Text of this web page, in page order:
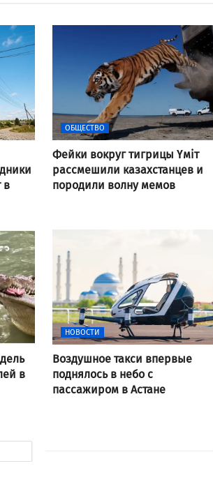
в
ОБЩЕСТВО
Фейки вокруг тигрицы Үміт
рассмешили казахстанцев и
породили волну мемов
в
НОВОСТИ
Воздушное такси впервые
поднялось в небо с
пассажиром в Астане